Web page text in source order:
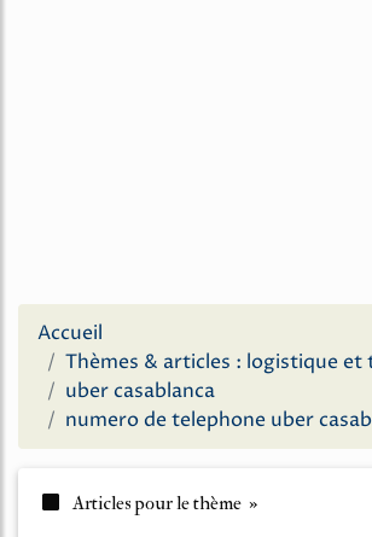
Accueil
Thèmes & articles : logistique
uber casablanca
numero de telephone uber
Articles pour le thème »